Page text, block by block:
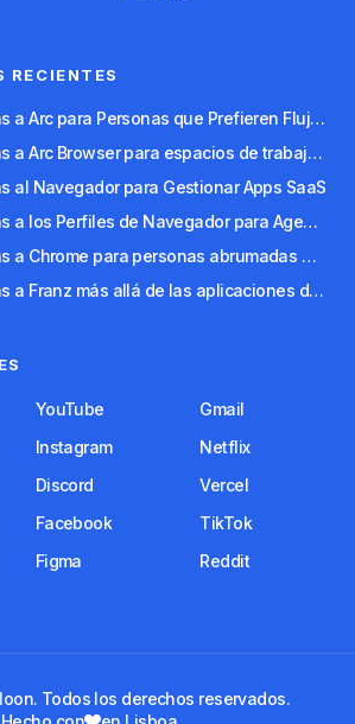
RECIENTES
Mejores Alternativas a Arc para Personas que Prefieren Flujos de Trabajo con Teclado
Mejores alternativas a Arc Browser para espacios de trabajo organizados
al Navegador para Gestionar Apps SaaS
Mejores Alternativas a los Perfiles de Navegador para Agencias y Freelancers
Mejores alternativas a Chrome para personas abrumadas por las pestañas
Mejores alternativas a Franz más allá de las aplicaciones de mensajería
YouTube
Gmail
Instagram
Netflix
Discord
Vercel
Facebook
TikTok
Figma Reddit
Todos los derechos reservados.